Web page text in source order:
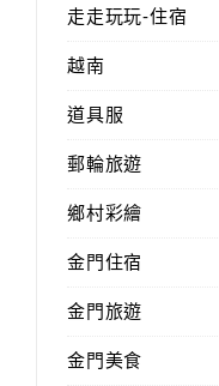
走走玩玩-住宿
越南
道具服
郵輪旅遊
鄉村彩繪
金門住宿
金門旅遊
金門美食